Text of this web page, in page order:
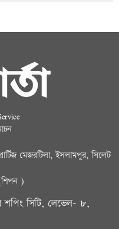
মেজরটিলা, ইসলামপুর, সিলেট
)
শপিং সিটি, লেভেল- ৮,